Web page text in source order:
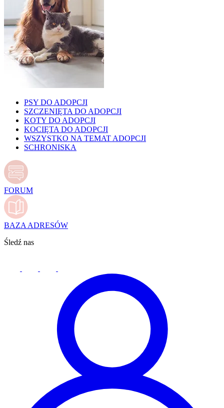
PSY DO ADOPCJI
SZCZENIĘTA DO ADOPCJI
KOTY DO ADOPCJI
KOCIĘTA DO ADOPCJI
WSZYSTKO NA TEMAT ADOPCJI
SCHRONISKA
FORUM
BAZA ADRESÓW
Śledź nas